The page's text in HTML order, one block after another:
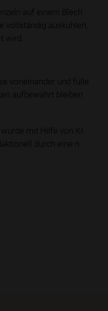
auf einem Blech
vollständig auskühlen,
wird.
voneinander und fülle
aufbewahrt bleiben
mit Hilfe von KI
durch eine:n